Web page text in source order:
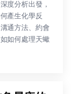
度分析出發，
產生化學反
通方法、約會
如何處理天蠍